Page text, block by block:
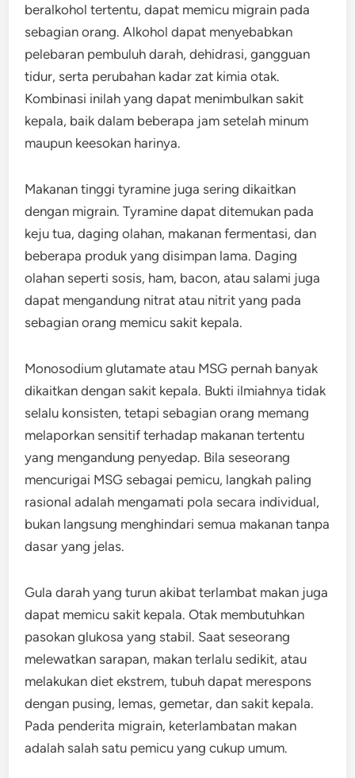
beralkohol tertentu, dapat memicu migrain pada
sebagian orang. Alkohol dapat menyebabkan
pelebaran pembuluh darah, dehidrasi, gangguan
tidur, serta perubahan kadar zat kimia otak.
Kombinasi inilah yang dapat menimbulkan sakit
kepala, baik dalam beberapa jam setelah minum
maupun keesokan harinya.
Makanan tinggi tyramine juga sering dikaitkan
dengan migrain. Tyramine dapat ditemukan pada
keju tua, daging olahan, makanan fermentasi, dan
beberapa produk yang disimpan lama. Daging
olahan seperti sosis, ham, bacon, atau salami juga
dapat mengandung nitrat atau nitrit yang pada
sebagian orang memicu sakit kepala.
Monosodium glutamate atau MSG pernah banyak
dikaitkan dengan sakit kepala. Bukti ilmiahnya tidak
selalu konsisten, tetapi sebagian orang memang
melaporkan sensitif terhadap makanan tertentu
yang mengandung penyedap. Bila seseorang
mencurigai MSG sebagai pemicu, langkah paling
rasional adalah mengamati pola secara individual,
bukan langsung menghindari semua makanan tanpa
dasar yang jelas.
Gula darah yang turun akibat terlambat makan juga
dapat memicu sakit kepala. Otak membutuhkan
pasokan glukosa yang stabil. Saat seseorang
melewatkan sarapan, makan terlalu sedikit, atau
melakukan diet ekstrem, tubuh dapat merespons
dengan pusing, lemas, gemetar, dan sakit kepala.
Pada penderita migrain, keterlambatan makan
adalah salah satu pemicu yang cukup umum.